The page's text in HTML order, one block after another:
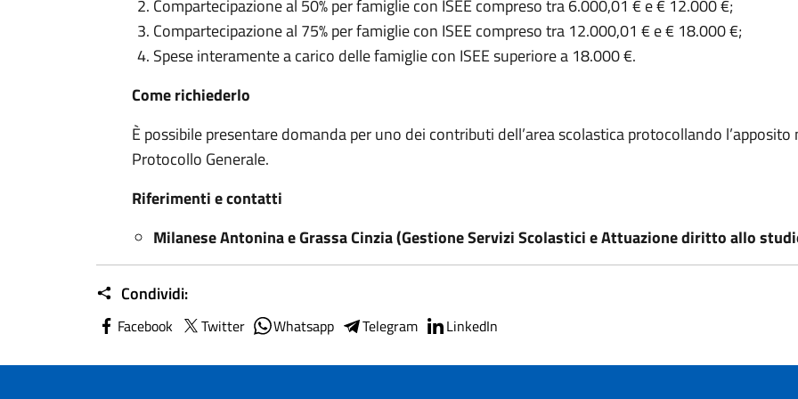
Compartecipazione al 50% per famiglie con ISEE compreso tra 6.000,01 € e € 12.000 €;
Compartecipazione al 75% per famiglie con ISEE compreso tra 12.000,01 € e € 18.000 €;
Spese interamente a carico delle famiglie con ISEE superiore a 18.000 €.
Come richiederlo
È possibile presentare domanda per uno dei contributi dell’area scolastica protocollando
Protocollo Generale.
Riferimenti e contatti
Milanese Antonina e Grassa Cinzia (Gestione Servizi Scolastici e Attuazione diritto allo
Condividi:
Facebook Twitter Whatsapp Telegram LinkedIn